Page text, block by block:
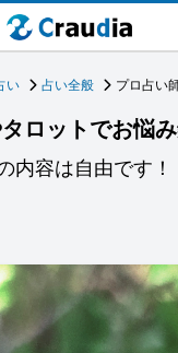
い 占い全般 プロ占い
ロットでお悩
内容は自由です！